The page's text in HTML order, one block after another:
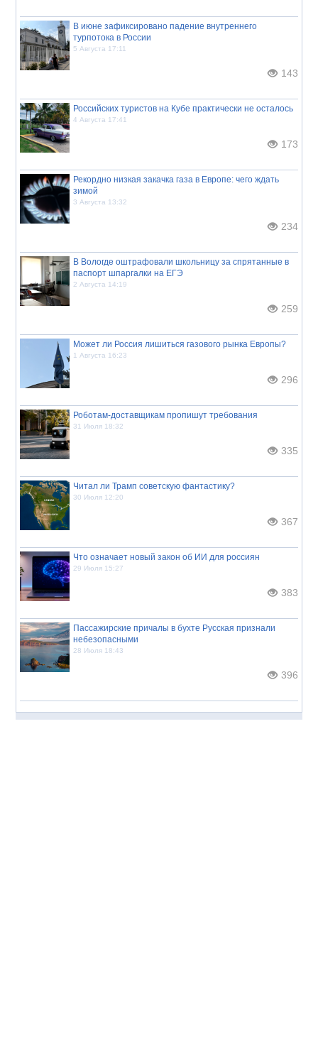
В июне зафиксировано падение внутреннего
турпотока в России
5 Августа 17:11
143
Российских туристов на Кубе практически не осталось
4 Августа 17:41
173
Рекордно низкая закачка газа в Европе: чего ждать
зимой
3 Августа 13:32
234
В Вологде оштрафовали школьницу за спрятанные в
паспорт шпаргалки на ЕГЭ
2 Августа 14:19
259
Может ли Россия лишиться газового рынка Европы?
1 Августа 16:23
296
Роботам-доставщикам пропишут требования
31 Июля 18:32
335
Читал ли Трамп советскую фантастику?
30 Июля 12:20
367
Что означает новый закон об ИИ для россиян
29 Июля 15:27
383
Пассажирские причалы в бухте Русская признали
небезопасными
28 Июля 18:43
396